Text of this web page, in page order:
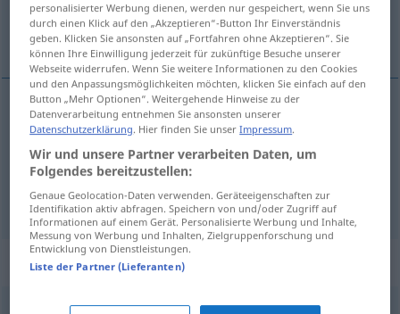
falle inn, falle inn, bryte inn
falleinn(i),bryteinn(i)(in AKK) einfallen
falleinn jemandemeinfallen
Synonyme für "einfallen"
personalisierter Werbung dienen, werden nur gespeichert, wenn Sie uns
durch einen Klick auf den „Akzeptieren“-Button Ihr Einverständnis
geben. Klicken Sie ansonsten auf „Fortfahren ohne Akzeptieren“. Sie
können Ihre Einwilligung jederzeit für zukünftige Besuche unserer
Webseite widerrufen. Wenn Sie weitere Informationen zu den Cookies
und den Anpassungsmöglichkeiten möchten, klicken Sie einfach auf den
Button „Mehr Optionen“. Weitergehende Hinweise zu der
Datenverarbeitung entnehmen Sie ansonsten unserer
Datenschutzerklärung. Hier finden Sie unserImpressum.
Wir und unsere Partner verarbeiten Daten, um
Folgendes bereitzustellen:
Genaue Geolocation-Daten verwenden. Geräteeigenschaften zur
Identifikation aktiv abfragen. Speichern von und/oder Zugriff auf
Informationen auf einem Gerät. Personalisierte Werbung und Inhalte,
Messung von Werbung und Inhalten, Zielgruppenforschung und
Entwicklung von Dienstleistungen.
Liste der Partner (Lieferanten)